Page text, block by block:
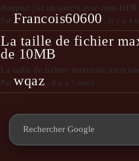
Bonjour j'ai un soucis avec mon HDR
Par Francois60600 Il y a 4
La taille de fichier
de 10MB
La taille de fichier maximale
Par wqaz Il y a 5 mois